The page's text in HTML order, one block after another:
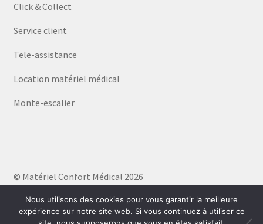
Click & Collect
Service client
Tele-assistance
Location matériel médical
Monte-escalier
© Matériel Confort Médical 2026
Nous utilisons des cookies pour vous garantir la meilleure
expérience sur notre site web. Si vous continuez à utiliser ce